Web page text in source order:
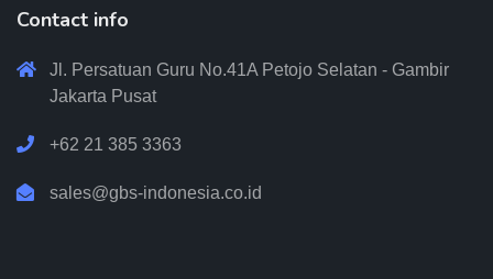
Contact info
Jl. Persatuan Guru No.41A Petojo Selatan - Gambir
Jakarta Pusat
+62 21 385 3363
sales@gbs-indonesia.co.id